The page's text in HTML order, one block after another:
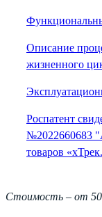
Описание
жизненного
Роспатент
№2022660683
товаров
Стоимость – от